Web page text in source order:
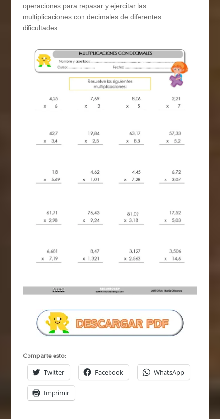
operaciones para repasar y ejercitar las
multiplicaciones con decimales de diferentes
dificultades.
Comparte esto:
Twitter Facebook WhatsApp
Imprimir